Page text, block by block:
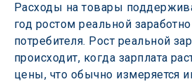
Расходы на товары
год ростом реальной
потребителя. Рост реальной
происходит, когда зарплата
цены, что обычно измеряется